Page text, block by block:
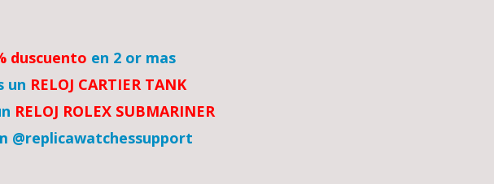
duscuento en 2 or mas
un RELOJ CARTIER TANK
RELOJ ROLEX SUBMARINER
@replicawatchessupport